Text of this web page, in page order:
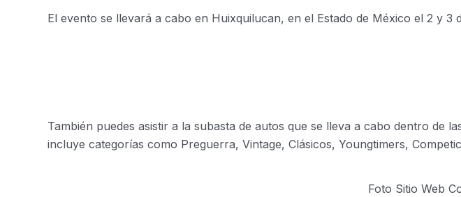
El evento se llevará a cabo en Huixquilucan, en el Estado de México el 2 y 3
También puedes asistir a la subasta de autos que se lleva a cabo dentro de
incluye categorías como Preguerra, Vintage, Clásicos, Youngtimers,
Foto Sitio Web